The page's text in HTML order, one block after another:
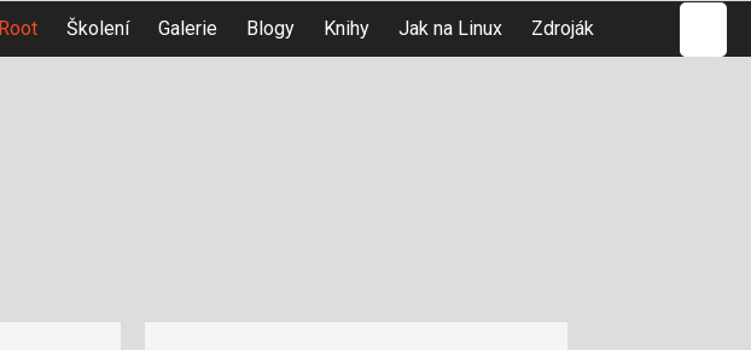
Školení Galerie Blogy Knihy Jak na Linux Zdroják